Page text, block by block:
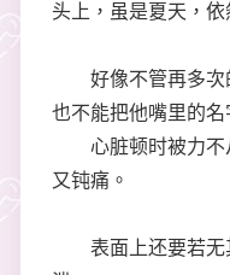
头上，虽是夏天，依
好像不管再多次
也不能把他嘴里的名
心脏顿时被力不
又钝痛。
表面上还要若无